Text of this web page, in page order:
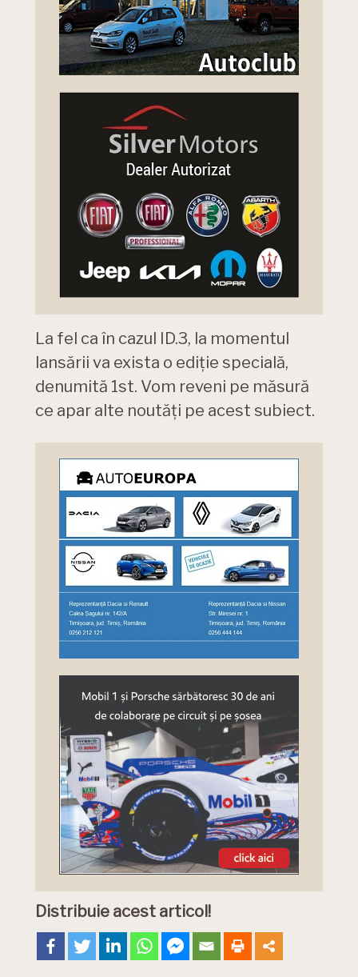
La fel ca în cazul ID.3, la momentul
lansării va exista o ediție specială,
denumită 1st. Vom reveni pe măsură
ce apar alte noutăți pe acest subiect.
Distribuie acest articol!